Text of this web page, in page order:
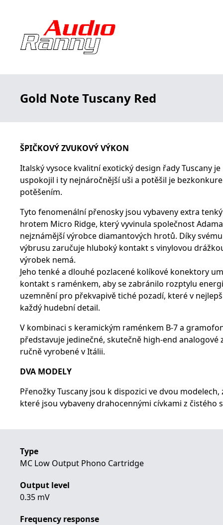
Gold Note Tuscany Red
ŠPIČKOVÝ ZVUKOVÝ VÝKON
Italský vysoce kvalitní exotický design řady Tuscany
uspokojil i ty nejnáročnější uši a potěšil je
potěšením.
Tyto fenomenální přenosky jsou vybaveny extra
hrotem Micro Ridge, který vyvinula společnost
nejznámější výrobce diamantových hrotů. Díky
výbrusu zaručuje hluboký kontakt s vinylovou
výrobek nemá.
Jeho tenké a dlouhé pozlacené kolíkové konektory
kontakt s raménkem, aby se zabránilo rozptylu
uzemnění pro překvapivě tiché pozadí, které v
každý hudební detail.
V kombinaci s keramickým raménkem B-7 a
představuje jedinečné, skutečně high-end analogové
ručně vyrobené v Itálii.
DVA MODELY
Přenožky Tuscany jsou k dispozici ve dvou
které jsou vybaveny drahocennými cívkami z čistého
Type
MC Low Output Phono Cartridge
Output level
0.35 mV
Frequency response